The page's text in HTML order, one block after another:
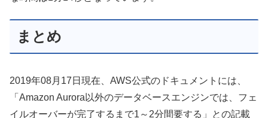
まとめ
2019年08月17日現在、AWS公式のドキュメントには、
「Amazon Aurora以外のデータベースエンジンでは、フェ
イルオーバーが完了するまで1～2分間要する」との記載